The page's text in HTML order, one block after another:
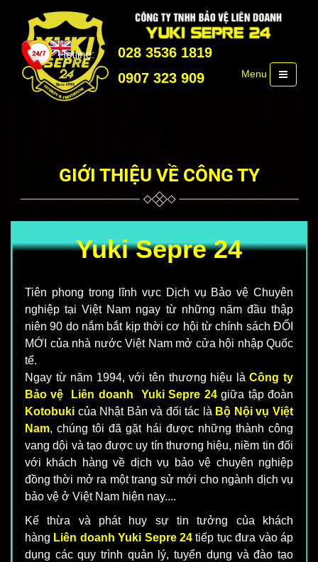
028 3536 1819
0907 323 909
Menu
GIỚI THIỆU VỀ CÔNG TY
Yuki Sepre 24
Tiên phong trong lĩnh vực Dịch vụ Bảo vệ Chuyên
nghiệp tại Việt Nam ngay từ những năm đầu thập
niên 90 do nắm bắt kịp thời cơ hội từ chính sách ĐỔI
MỚI của nhà nước Việt Nam mở cửa hội nhập Quốc
tế.
Ngay từ năm 1994, với tên thương hiệu làCông ty
Bảo vệ Liên doanh Yuki Sepre 24giữa tập đoàn
Kotobuki của Nhật Bản và đối tác là Bộ Nội vụ Việt
Nam, chúng tôi đã gặt hái được những thành công
vang dội và tạo được uy tín thương hiệu, niềm tin đối
với khách hàng về dịch vụ bảo vệ chuyên nghiệp
đồng thời mở ra một trang sử mới cho ngành dịch vụ
bảo vệ ở Việt Nam hiện nay....
Kế thừa và phát huy sự tin tưởng của khách
hàng Liên doanh Yuki Sepre 24 tiếp tục đưa vào áp
dụng các quy trình quản lý, tuyển dụng và đào tạo